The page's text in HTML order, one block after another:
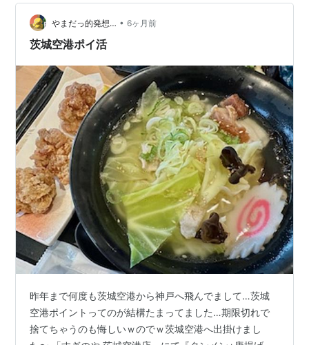
光→清州のオソン駅 2月14日 オソン駅→清州国際空港→
茨城空港 ​成田→大邱ルートも考えていましたが、茨城空
港のほうが断然安かったのでこのルートにしました。 駐
やまだっ的発想… • 6ヶ月前
茨城空港ポイ活
昨年まで何度も茨城空港から神戸へ飛んでまして…茨城
空港ポイントってのが結構たまってました…期限切れで
捨てちゃうのも悔しいｗのでｗ茨城空港へ出掛けまし